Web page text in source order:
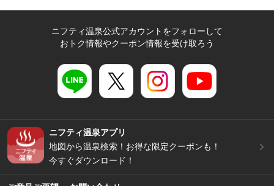
ニフティ温泉公式アカウントをフォローして
おトク情報やクーポン情報を受け取ろう
ニフティ温泉アプリ
地図から温泉検索！お得な限定クーポンも！
今すぐダウンロード！